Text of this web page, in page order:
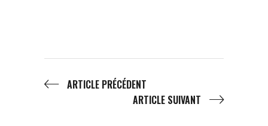
ARTICLE PRÉCÉDENT
ARTICLE SUIVANT